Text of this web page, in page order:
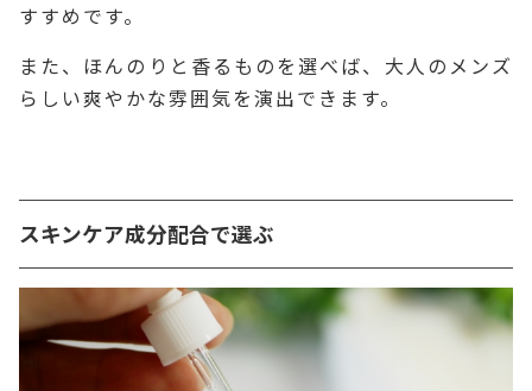
すすめです。
また、ほんのりと香るものを選べば、大人のメンズ
らしい爽やかな雰囲気を演出できます。
スキンケア成分配合で選ぶ